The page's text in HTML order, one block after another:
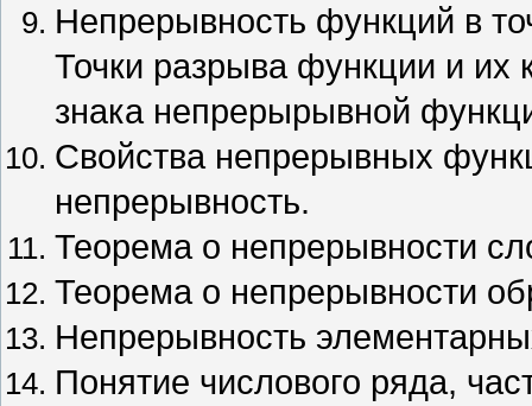
Непрерывность функций в
Точки разрыва функции и их
знака непрерырывной
Свойства непрерывных
непрерывность.
Теорема о непрерывности
Теорема о непрерывности
Непрерывность
Понятие числового ряда,